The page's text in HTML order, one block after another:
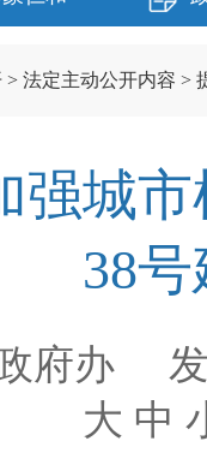
> 法定主动公开内容 >
强城
38
府办发
大 中